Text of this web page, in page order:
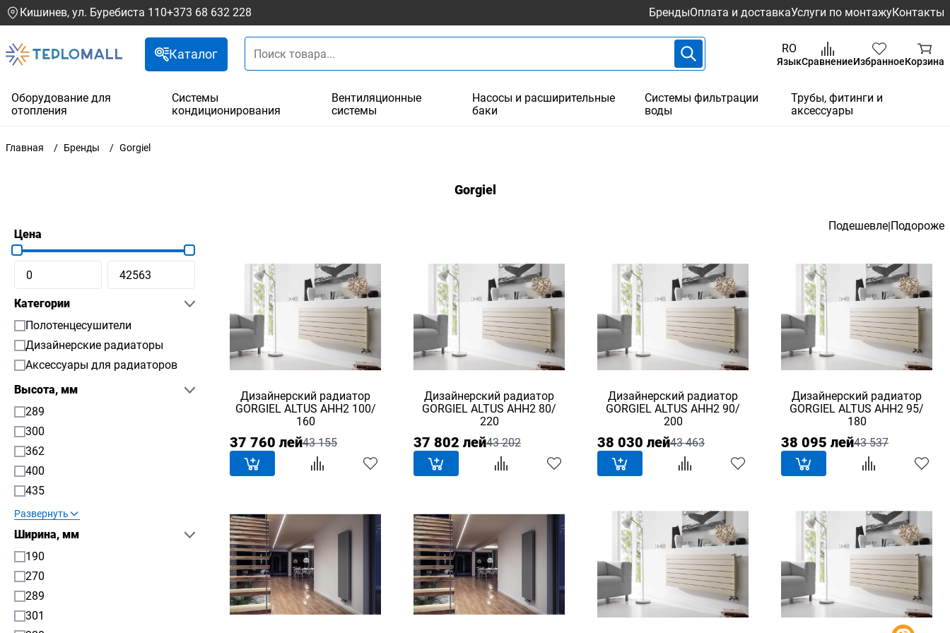
Кишинев, ул. Буребиста 110+373 68 632 228 БрендыОплата и доставкаУслуги по монтажуКонтакты
Каталог RO
ЯзыкСравнениеИзбранноеКорзина
Оборудование для
отопления
Системы
кондиционирования
Вентиляционные
системы
Насосы и расширительные
баки
Системы фильтрации
воды
Трубы, фитинги и
аксессуары
Главная Бренды Gorgiel
Gorgiel
Цена
Категории
Полотенцесушители
Дизайнерские радиаторы
Аксессуары для радиаторов
Высота, мм
289
300
362
400
435
Развернуть
Ширина, мм
190
270
289
301
Подешевле|Подороже
Дизайнерский радиатор
GORGIEL ALTUS AHH2 100/
160
37 760 лей43 155
Дизайнерский радиатор
GORGIEL ALTUS AHH2 80/
220
37 802 лей43 202
Дизайнерский радиатор
GORGIEL ALTUS AHH2 90/
200
38 030 лей43 463
Дизайнерский радиатор
GORGIEL ALTUS AHH2 95/
180
38 095 лей43 537